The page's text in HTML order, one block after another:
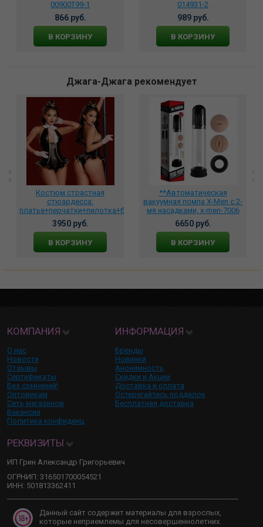
00900T99-1
866 руб.
В КОРЗИНУ
014931-2
989 руб.
В КОРЗИНУ
Джага-Джага рекомендует
Костюм страстная
стюардесса:
платье+перчатки+пилотка+бант
(4 предметов), DJ_8108
3950 руб.
В КОРЗИНУ
**Автоматическая
вакуумная помпа X-Men с 2-
мя насадками, x-men-7006
6650 руб.
В КОРЗИНУ
КОМПАНИЯ
О нас
Новости
Отзывы
Сертификаты
Без сомнений!
Оптовикам
Сеть магазинов
Вакансии
Политика конфиденц.
ИНФОРМАЦИЯ
Бренды
Новинки
Анонимность
Скидки и Акции
Доставка и оплата
Остерегайтесь подделок
Бесплатная доставка
РЕКВИЗИТЫ
ИП Грин Александр Григорьевич
ОГРНИП: 316501700054521
ИНН: 501813362411
Данный сайт содержит материалы для взрослых,
которые неприемлемы для несовершеннолетних.